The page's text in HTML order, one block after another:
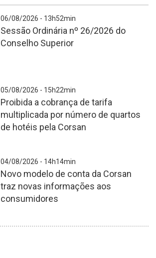
06/08/2026 - 13h52min
Sessão Ordinária nº 26/2026 do
Conselho Superior
05/08/2026 - 15h22min
Proibida a cobrança de tarifa
multiplicada por número de quartos
de hotéis pela Corsan
04/08/2026 - 14h14min
Novo modelo de conta da Corsan
traz novas informações aos
consumidores